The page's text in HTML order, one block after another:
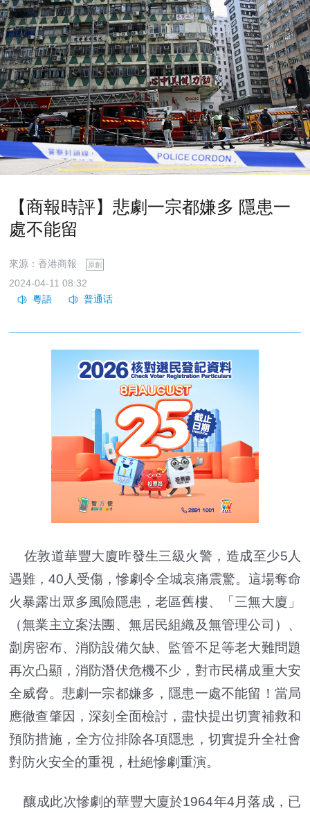
【商報時評】悲劇一宗都嫌多 隱患一
處不能留
來源：香港商報 原創
2024-04-11 08:32
佐敦道華豐大廈昨發生三級火警，造成至少5人
遇難，40人受傷，慘劇令全城哀痛震驚。這場奪命
火暴露出眾多風險隱患，老區舊樓、「三無大廈」
（無業主立案法團、無居民組織及無管理公司）、
劏房密布、消防設備欠缺、監管不足等老大難問題
再次凸顯，消防潛伏危機不少，對市民構成重大安
全威脅。悲劇一宗都嫌多，隱患一處不能留！當局
應徹查肇因，深刻全面檢討，盡快提出切實補救和
預防措施，全方位排除各項隱患，切實提升全社會
對防火安全的重視，杜絕慘劇重演。
釀成此次慘劇的華豐大廈於1964年4月落成，已